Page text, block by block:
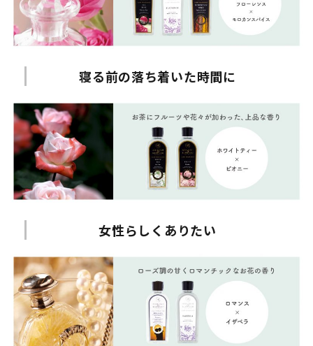
寝る前の落ち着いた時間に
女性らしくありたい